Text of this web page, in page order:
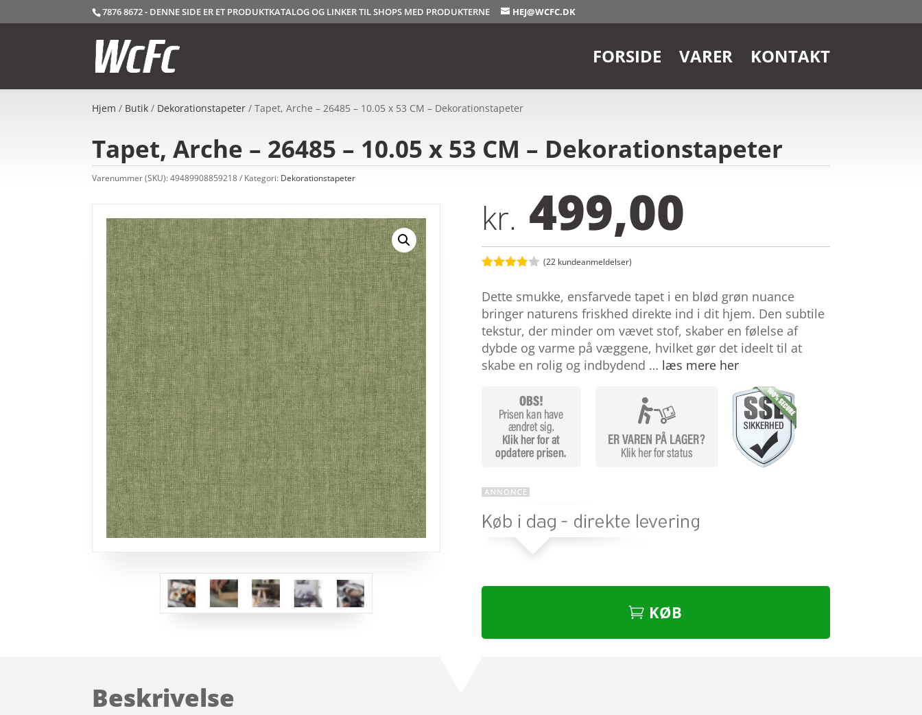
7876 8672 - DENNE SIDE ER ET PRODUKTKATALOG OG LINKER TIL SHOPS MED PRODUKTERNE HEJ@WCFC.DK
FORSIDE VARER KONTAKT
Hjem / Butik / Dekorationstapeter / Tapet, Arche – 26485 – 10.05 x 53 CM – Dekorationstapeter
Tapet, Arche – 26485 – 10.05 x 53 CM – Dekorationstapeter
Varenummer (SKU):49489908859218 Kategori: Dekorationstapeter
kr. 499,00
ud af 5
baseret
på
kundebed
ømmels
er
(22kundeanmeldelser)
Dette smukke, ensfarvede tapet i en blød grøn nuance
bringer naturens friskhed direkte ind i dit hjem. Den subtile
tekstur, der minder om vævet stof, skaber en følelse af
dybde og varme på væggene, hvilket gør det ideelt til at
skabe en rolig og indbydend … læs mere her
KØB
Beskrivelse